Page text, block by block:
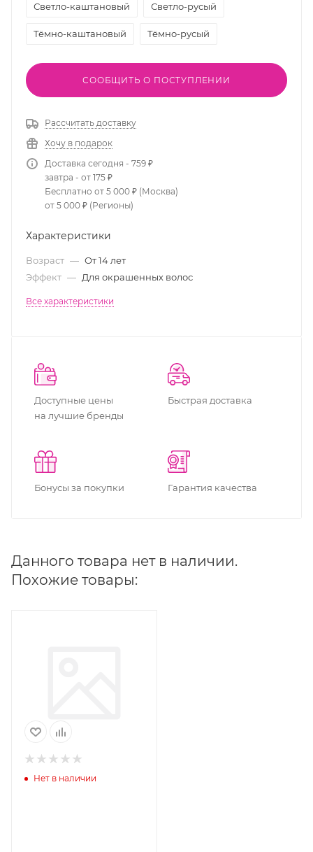
Светло-каштановый Светло-русый
Тёмно-каштановый Тёмно-русый
СООБЩИТЬ О ПОСТУПЛЕНИИ
Рассчитать доставку
Хочу в подарок
Доставка сегодня - 759 ₽
завтра - от 175 ₽
Бесплатно от 5 000 ₽ (Москва)
от 5 000 ₽ (Регионы)
Характеристики
Возраст — От 14 лет
Эффект — Для окрашенных волос
Все характеристики
Доступные цены
на лучшие бренды
Быстрая доставка
Бонусы за покупки Гарантия качества
Данного товара нет в наличии.
Похожие товары:
Нет в наличии